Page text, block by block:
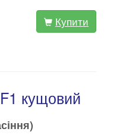
Купити
кущовий